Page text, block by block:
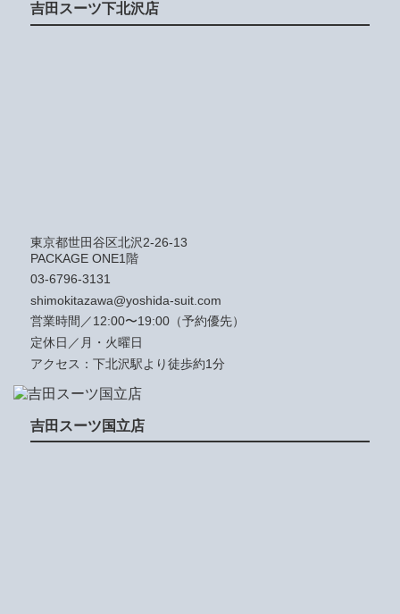
吉田スーツ下北沢店
東京都世田谷区北沢2-26-13
PACKAGE ONE1階
03-6796-3131
shimokitazawa@yoshida-suit.com
営業時間／12:00〜19:00（予約優先）
定休日／月・火曜日
アクセス：下北沢駅より徒歩約1分
吉田スーツ国立店